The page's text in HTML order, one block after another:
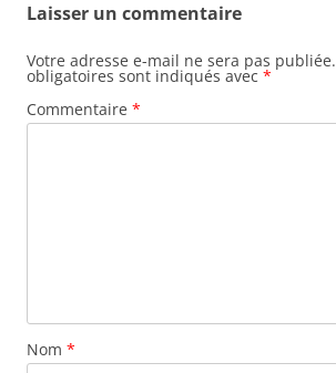
Laisser un commentaire
Votre adresse e-mail ne sera pas publiée.
obligatoires sont indiqués avec *
Commentaire *
Nom *